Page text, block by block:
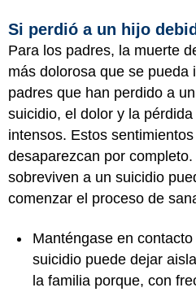
Si perdió a un hijo
Para los padres, la muerte
más dolorosa que se pueda
padres que han perdido a
suicidio, el dolor y la
intensos. Estos
desaparezcan por
sobreviven a un suicidio
comenzar el proceso de
Manténgase en
suicidio puede dejar
la familia porque, con